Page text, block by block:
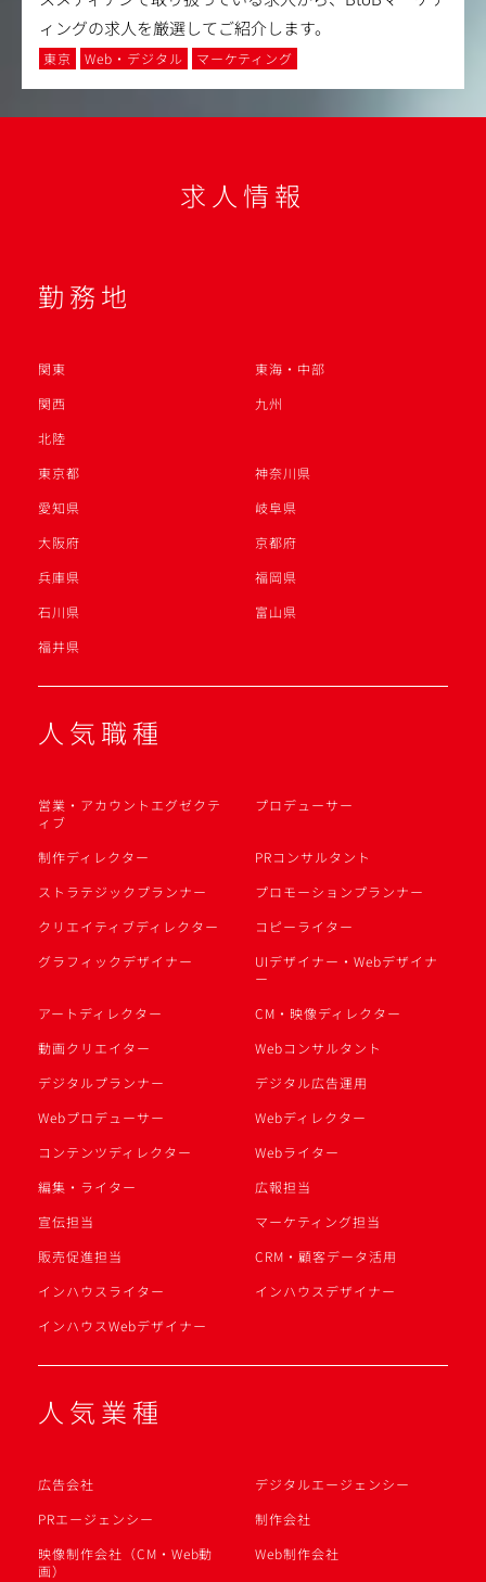
ィングの求人を厳選してご紹介します。
東京 Web・デジタル マーケティング
求人情報
勤務地
関東
東海・中部
関西
九州
北陸
東京都
神奈川県
愛知県
岐阜県
大阪府
京都府
兵庫県
福岡県
石川県
富山県
福井県
人気職種
営業・アカウントエグゼクテ
ィブ
プロデューサー
制作ディレクター
PRコンサルタント
ストラテジックプランナー
プロモーションプランナー
クリエイティブディレクター
コピーライター
グラフィックデザイナー
UIデザイナー・Webデザイナ
ー
アートディレクター
CM・映像ディレクター
動画クリエイター
Webコンサルタント
デジタルプランナー
デジタル広告運用
Webプロデューサー
Webディレクター
コンテンツディレクター
Webライター
編集・ライター
広報担当
宣伝担当
マーケティング担当
販売促進担当
CRM・顧客データ活用
インハウスライター
インハウスデザイナー
インハウスWebデザイナー
人気業種
広告会社
デジタルエージェンシー
PRエージェンシー
制作会社
映像制作会社（CM・Web動
画）
Web制作会社